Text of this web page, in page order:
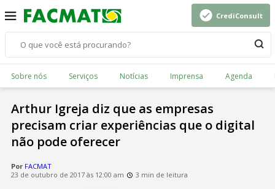
CrediConsult
Sobre nós Serviços Notícias Imprensa Agenda
Arthur Igreja diz que as empresas
precisam criar experiências que o digital
não pode oferecer
Por FACMAT
23 de outubro de 2017 às 12:00 am
3 min de leitura